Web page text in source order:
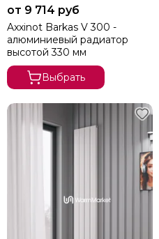
от 9 714 руб
Axxinot Barkas V 300 -
алюминиевый радиатор
высотой 330 мм
Выбрать